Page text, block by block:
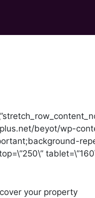
beyot/wp-
your property